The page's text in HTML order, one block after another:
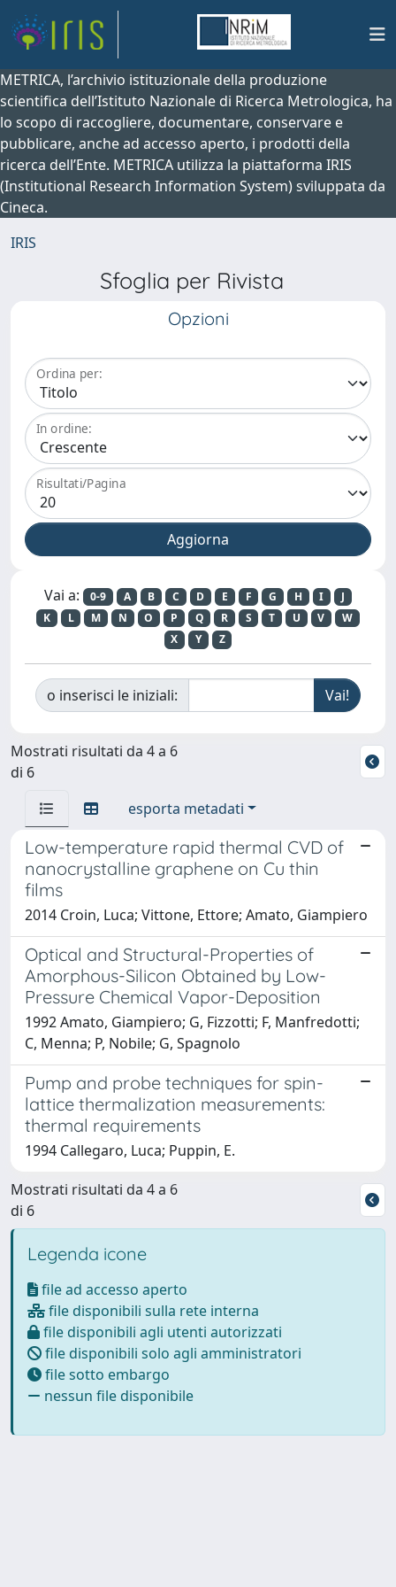
METRICA, l’archivio istituzionale della produzione
scientifica dell’Istituto Nazionale di Ricerca Metrologica, ha
lo scopo di raccogliere, documentare, conservare e
pubblicare, anche ad accesso aperto, i prodotti della
ricerca dell’Ente. METRICA utilizza la piattaforma IRIS
(Institutional Research Information System) sviluppata da
Cineca.
IRIS
Sfoglia per Rivista
Opzioni
Ordina per:
In ordine:
Risultati/Pagina
Vai a: 0-9 A B C D E F G H I
J
K
L M N O P Q R S T U V
W
X
Y Z
o inserisci le iniziali:
Mostrati risultati da 4 a 6
di 6
esporta metadati
Low-temperature rapid thermal CVD of
nanocrystalline graphene on Cu thin
films
2014 Croin, Luca; Vittone, Ettore; Amato, Giampiero
Optical and Structural-Properties of
Amorphous-Silicon Obtained by Low-
Pressure Chemical Vapor-Deposition
1992 Amato, Giampiero; G, Fizzotti; F, Manfredotti;
C, Menna; P, Nobile; G, Spagnolo
Pump and probe techniques for spin-
lattice thermalization measurements:
thermal requirements
1994 Callegaro, Luca; Puppin, E.
Mostrati risultati da 4 a 6
di 6
Legenda icone
file ad accesso aperto
file disponibili sulla rete interna
file disponibili agli utenti autorizzati
file disponibili solo agli amministratori
file sotto embargo
nessun file disponibile